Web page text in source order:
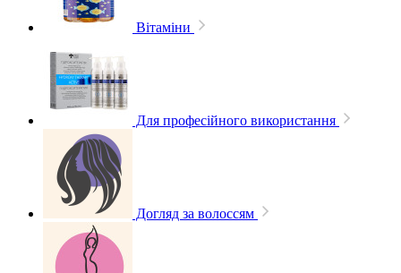
Вітаміни
Для професійного використання
Догляд за волоссям